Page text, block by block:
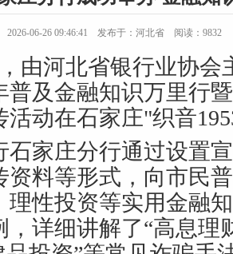
2026-06-26 09:46:41 发布于：河北省 阅读：9832
河北省银行业协会
普及金融知识万里行
活动在石家庄"织音
庄分行通过设置宣
资料等形式，向市民
理性投资等实用金融
，详细讲解了“高息理